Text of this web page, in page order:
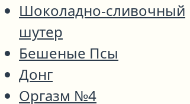
Шоколадно-сливочный
шутер
Бешеные Псы
Донг
Оргазм №4